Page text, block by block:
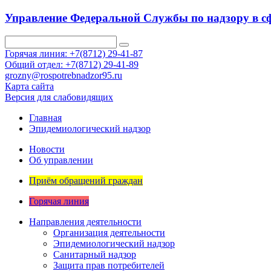
Управление Федеральной Службы по надзору в
Горячая линия: +7(8712) 29-41-87
Общий отдел: +7(8712) 29-41-89
grozny@rospotrebnadzor95.ru
Карта сайта
Версия для слабовидящих
Главная
Эпидемиологический надзор
Новости
Об управлении
Приём обращений граждан
Горячая линия
Направления деятельности
Организация деятельности
Эпидемиологический надзор
Санитарный надзор
Защита прав потребителей